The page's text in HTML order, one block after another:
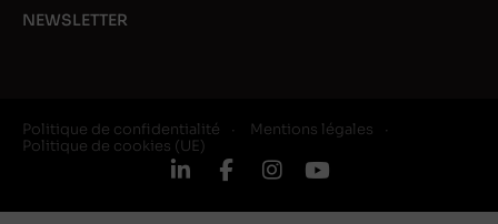
NEWSLETTER
Politique de confidentialité
Mentions légales
Politique de cookies (UE)